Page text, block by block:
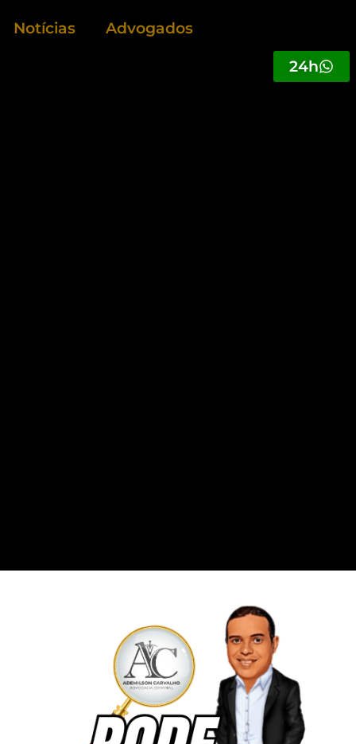
Notícias Advogados
24h